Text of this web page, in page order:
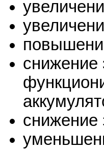
снижение
снижение